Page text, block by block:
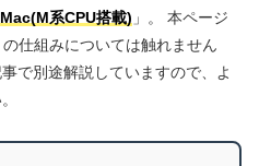
Mac(M系CPU搭載) 」。 本ページ
仕組みについては触れません
で別途解説していますので、よ